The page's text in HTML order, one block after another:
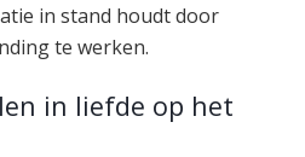
in stand houdt door
te werken.
in liefde op het